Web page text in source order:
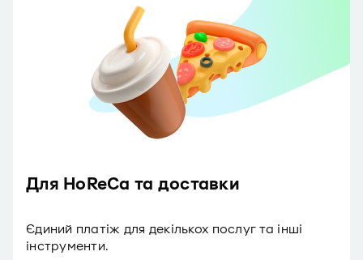
Для HoReCa та доставки
Єдиний платіж для декількох послуг та інші
інструменти.